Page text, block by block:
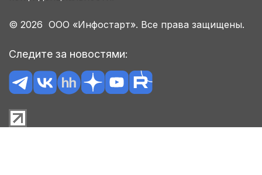
© 2026 ООО «Инфостарт». Все права защищены.
Следите за новостями: